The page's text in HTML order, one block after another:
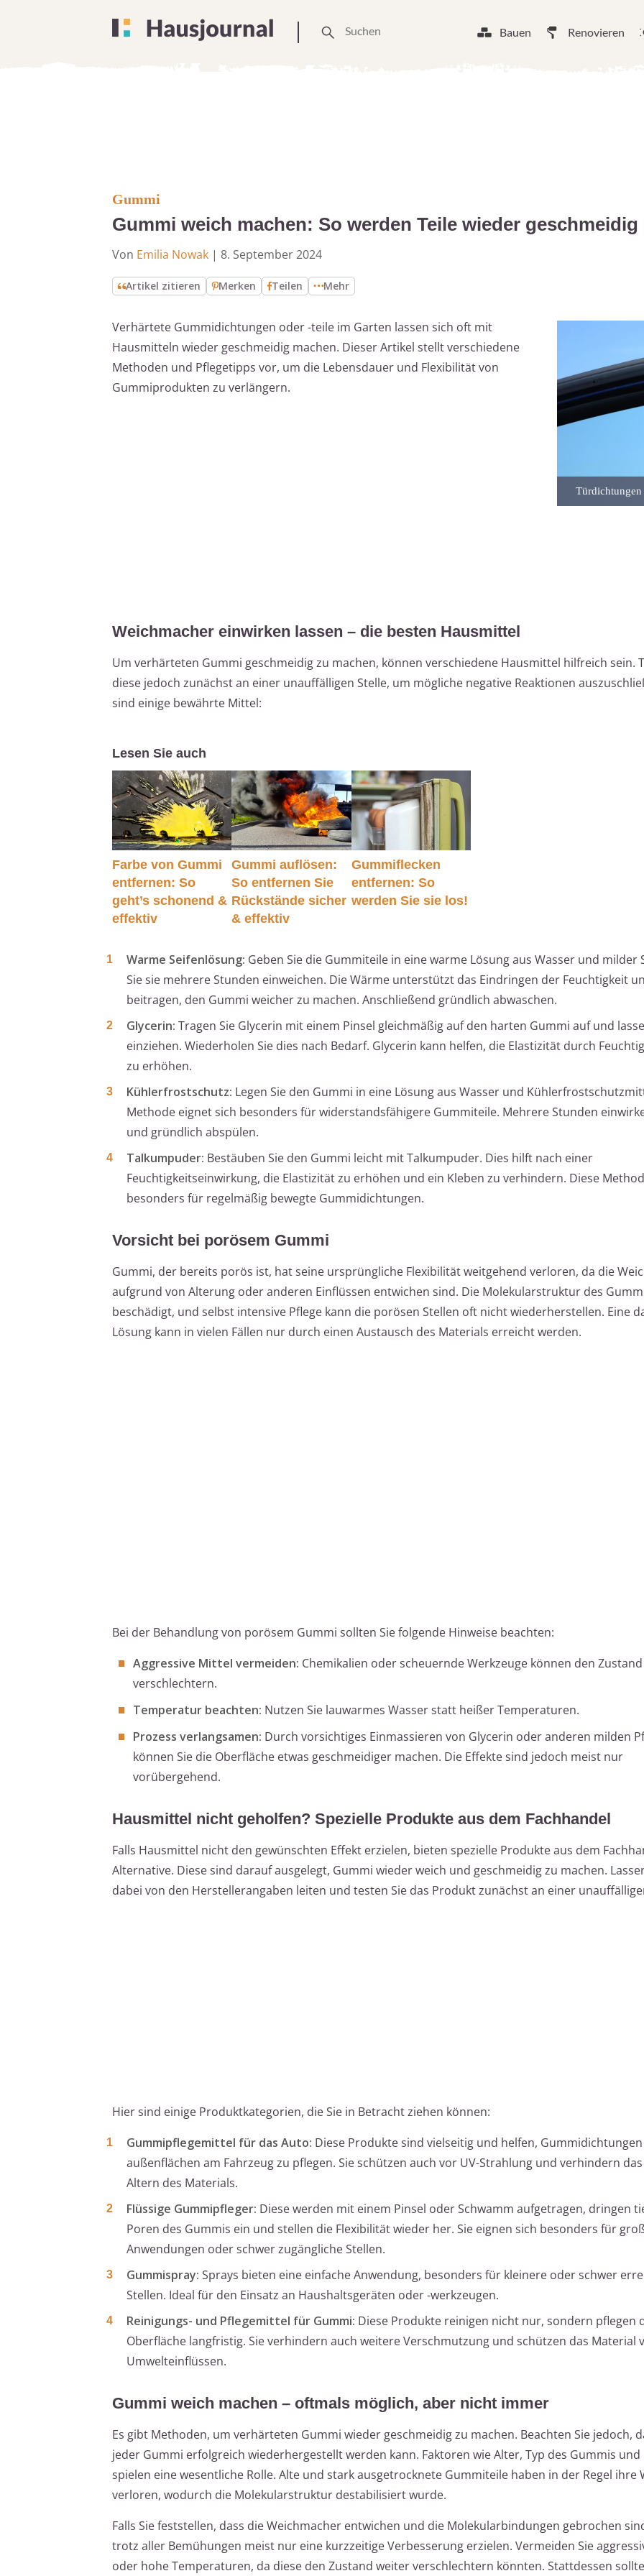
Bauen Renovieren
Gummi
Gummi weich machen: So werden Teile wieder geschmeidig
Von Emilia Nowak | 8. September 2024
Artikel zitieren Merken Teilen Mehr
Verhärtete Gummidichtungen oder -teile im Garten lassen sich oft mit
Hausmitteln wieder geschmeidig machen. Dieser Artikel stellt verschiedene
Methoden und Pflegetipps vor, um die Lebensdauer und Flexibilität von
Gummiprodukten zu verlängern.
Weichmacher einwirken lassen – die besten Hausmittel
Um verhärteten Gummi geschmeidig zu machen, können verschiedene Hausmittel hilfreich sein.
diese jedoch zunächst an einer unauffälligen Stelle, um mögliche negative Reaktionen
sind einige bewährte Mittel:
Lesen Sie auch
Farbe von Gummi
entfernen: So
geht’s schonend &
effektiv
Gummi auflösen:
So entfernen Sie
Rückstände sicher
& effektiv
Gummiflecken
entfernen: So
werden Sie sie los!
Warme Seifenlösung: Geben Sie die Gummiteile in eine warme Lösung aus Wasser und milder
Sie sie mehrere Stunden einweichen. Die Wärme unterstützt das Eindringen der Feuchtigkeit
beitragen, den Gummi weicher zu machen. Anschließend gründlich abwaschen.
Glycerin: Tragen Sie Glycerin mit einem Pinsel gleichmäßig auf den harten Gummi auf und
einziehen. Wiederholen Sie dies nach Bedarf. Glycerin kann helfen, die Elastizität durch
zu erhöhen.
Kühlerfrostschutz: Legen Sie den Gummi in eine Lösung aus Wasser und
Methode eignet sich besonders für widerstandsfähigere Gummiteile. Mehrere Stunden
und gründlich abspülen.
Talkumpuder: Bestäuben Sie den Gummi leicht mit Talkumpuder. Dies hilft nach einer
Feuchtigkeitseinwirkung, die Elastizität zu erhöhen und ein Kleben zu verhindern. Diese
besonders für regelmäßig bewegte Gummidichtungen.
Vorsicht bei porösem Gummi
Gummi, der bereits porös ist, hat seine ursprüngliche Flexibilität weitgehend verloren, da die
aufgrund von Alterung oder anderen Einflüssen entwichen sind. Die Molekularstruktur des
beschädigt, und selbst intensive Pflege kann die porösen Stellen oft nicht wiederherstellen. Eine
Lösung kann in vielen Fällen nur durch einen Austausch des Materials erreicht werden.
Bei der Behandlung von porösem Gummi sollten Sie folgende Hinweise beachten:
Aggressive Mittel vermeiden: Chemikalien oder scheuernde Werkzeuge können den
verschlechtern.
Temperatur beachten: Nutzen Sie lauwarmes Wasser statt heißer Temperaturen.
Prozess verlangsamen: Durch vorsichtiges Einmassieren von Glycerin oder anderen milden
können Sie die Oberfläche etwas geschmeidiger machen. Die Effekte sind jedoch meist nur
vorübergehend.
Hausmittel nicht geholfen? Spezielle Produkte aus dem Fachhandel
Falls Hausmittel nicht den gewünschten Effekt erzielen, bieten spezielle Produkte aus dem
Alternative. Diese sind darauf ausgelegt, Gummi wieder weich und geschmeidig zu machen.
dabei von den Herstellerangaben leiten und testen Sie das Produkt zunächst an einer
Hier sind einige Produktkategorien, die Sie in Betracht ziehen können:
Gummipflegemittel für das Auto: Diese Produkte sind vielseitig und helfen,
außenflächen am Fahrzeug zu pflegen. Sie schützen auch vor UV-Strahlung und verhindern
Altern des Materials.
Flüssige Gummipfleger: Diese werden mit einem Pinsel oder Schwamm aufgetragen, dringen
Poren des Gummis ein und stellen die Flexibilität wieder her. Sie eignen sich besonders für
Anwendungen oder schwer zugängliche Stellen.
Gummispray: Sprays bieten eine einfache Anwendung, besonders für kleinere oder schwer
Stellen. Ideal für den Einsatz an Haushaltsgeräten oder -werkzeugen.
Reinigungs- und Pflegemittel für Gummi: Diese Produkte reinigen nicht nur, sondern pflegen
Oberfläche langfristig. Sie verhindern auch weitere Verschmutzung und schützen das Material
Umwelteinflüssen.
Gummi weich machen – oftmals möglich, aber nicht immer
Es gibt Methoden, um verhärteten Gummi wieder geschmeidig zu machen. Beachten Sie jedoch,
jeder Gummi erfolgreich wiederhergestellt werden kann. Faktoren wie Alter, Typ des Gummis
spielen eine wesentliche Rolle. Alte und stark ausgetrocknete Gummiteile haben in der Regel ihre
verloren, wodurch die Molekularstruktur destabilisiert wurde.
Falls Sie feststellen, dass die Weichmacher entwichen und die Molekularbindungen gebrochen
trotz aller Bemühungen meist nur eine kurzzeitige Verbesserung erzielen. Vermeiden Sie
oder hohe Temperaturen, da diese den Zustand weiter verschlechtern könnten. Stattdessen